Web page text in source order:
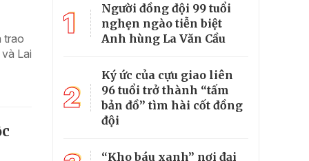
trao
Lai
1
Người đồng đội 99 tuổi
nghẹn ngào tiễn biệt
Anh hùng La Văn Cầu
2
Ký ức của cựu giao liên
96 tuổi trở thành “tấm
bản đồ” tìm hài cốt đồng
đội
“Kho báu xanh” nơi đại